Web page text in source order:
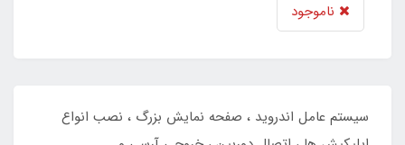
ناموجود
سیستم عامل اندروید ، صفحه نمایش بزرگ ، نصب انواع